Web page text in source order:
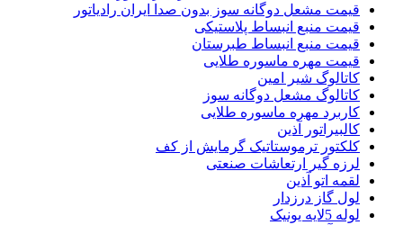
قیمت مشعل دوگانه سوز بدون صدا ایران رادیاتور
قیمت منبع انبساط پلاستیکی
قیمت منبع انبساط طبرستان
قیمت مهره ماسوره طلایی
کاتالوگ شیر امین
کاتالوگ مشعل دوگانه سوز
کاربرد مهره ماسوره طلایی
کالبیراتور آذین
کلکتور ترموستاتیک گرمایش از کف
لرزه گیر ارتعاشات صنعتی
لقمه اتو آذین
لول گاز درزدار
لوله 5لایه یونیک